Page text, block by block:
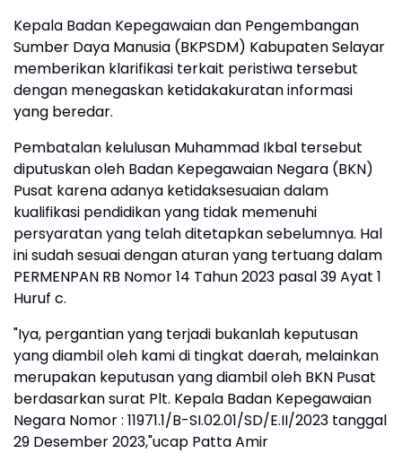
Kepala Badan Kepegawaian dan Pengembangan
Sumber Daya Manusia (BKPSDM) Kabupaten Selayar
memberikan klarifikasi terkait peristiwa tersebut
dengan menegaskan ketidakakuratan informasi
yang beredar.
Pembatalan kelulusan Muhammad Ikbal tersebut
diputuskan oleh Badan Kepegawaian Negara (BKN)
Pusat karena adanya ketidaksesuaian dalam
kualifikasi pendidikan yang tidak memenuhi
persyaratan yang telah ditetapkan sebelumnya. Hal
ini sudah sesuai dengan aturan yang tertuang dalam
PERMENPAN RB Nomor 14 Tahun 2023 pasal 39 Ayat 1
Huruf c.
"Iya, pergantian yang terjadi bukanlah keputusan
yang diambil oleh kami di tingkat daerah, melainkan
merupakan keputusan yang diambil oleh BKN Pusat
berdasarkan surat Plt. Kepala Badan Kepegawaian
Negara Nomor : 11971.1/B-SI.02.01/SD/E.II/2023 tanggal
29 Desember 2023,"ucap Patta Amir